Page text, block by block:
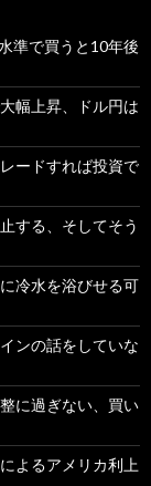
準で買うと10年後
幅上昇、ドル円は
ードすれば投資で
する、そしてそう
冷水を浴びせる可
ンの話をしていな
に過ぎない、買い
よるアメリカ利上